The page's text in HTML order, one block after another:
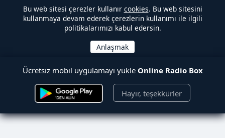
Bu web sitesi çerezler kullanır cookies. Bu web sitesini
kullanmaya devam ederek çerezlerin kullanımı ile ilgili
politikalarımızı kabul edersin.
Ücretsiz mobil uygulamayı yükle Online Radio Box
Hayır, teşekkürler